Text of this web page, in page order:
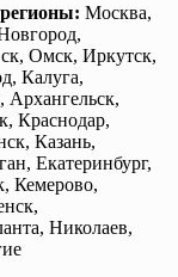
Москва,
Омск, Иркутск,
Калуга,
Краснодар,
Казань,
Екатеринбург,
Кемерово,
Николаев,